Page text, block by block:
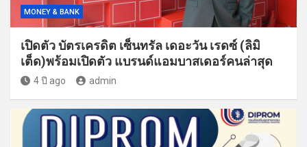
MONEY & BANK
เปิดตัว บัตรเครดิต เซ็นทรัล เดอะวัน เรดซ์ (ลิมิ
เต็ด)พร้อมเปิดตัว แบรนด์แอมบาสเดอร์คนล่าสุด
4 ปี ago admin